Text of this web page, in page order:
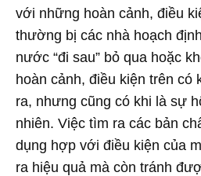
với những hoàn cảnh, điều
thường bị các nhà hoạch
nước “đi sau” bỏ qua hoặc
hoàn cảnh, điều kiện trên có
ra, nhưng cũng có khi là sự
nhiên. Việc tìm ra các bản
dụng hợp với điều kiện của
ra hiệu quả mà còn tránh